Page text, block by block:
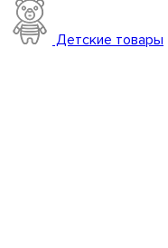
Детские товары